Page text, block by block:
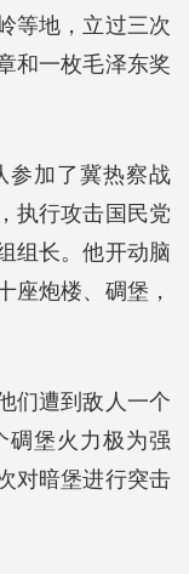
等地，立过三次
和一枚毛泽东奖
参加了冀热察战
执行攻击国民党
组长。他开动脑
座炮楼、碉堡，
们遭到敌人一个
碉堡火力极为强
对暗堡进行突击